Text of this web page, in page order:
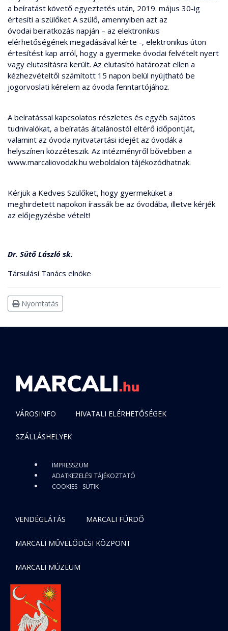
a beíratást követő egyeztetés után, 2019. május 30-ig
értesíti a szülőket A szülő, amennyiben azt az
óvodai beiratkozás napján – az elektronikus
elérhetőségének megadásával kérte -, elektronikus úton
értesítést kap arról, hogy a gyermeke óvodai felvételt nyert
vagy elutasításra került. Az elutasító határozat ellen a
kézhezvételtől számított 15 napon belül nyújtható be
jogorvoslati kérelem az óvoda fenntartójához.
A beíratással kapcsolatos részletes és egyéb sajátos
tudnivalókat, a beíratás általánostól eltérő időpontját,
valamint az óvoda nyitvatartási idejét az óvodák a
helyszínen közzéteszik. Az intézményről bővebben a
www.marcaliovodak.hu weboldalon tájékozódhatnak.
Kérjük a Kedves Szülőket, hogy gyermeküket a
meghirdetett napokon írassák be az óvodába, illetve kérjék
az előjegyzésbe vételt!
Dr. Sütő László sk.
Társulási Tanács elnöke
Nyomtatás
VÁROSINFO HIVATALI ELÉRHETŐSÉGEK
SZÁLLÁSHELYEK
IMPRESSZUM
ADATKEZELÉSI TÁJÉKOZTATÓ
COOKIES - SÜTIK
VENDÉGLÁTÁS MARCALI FÜRDŐ
MARCALI MŰVELŐDÉSI KÖZPONT
MARCALI MÚZEUM